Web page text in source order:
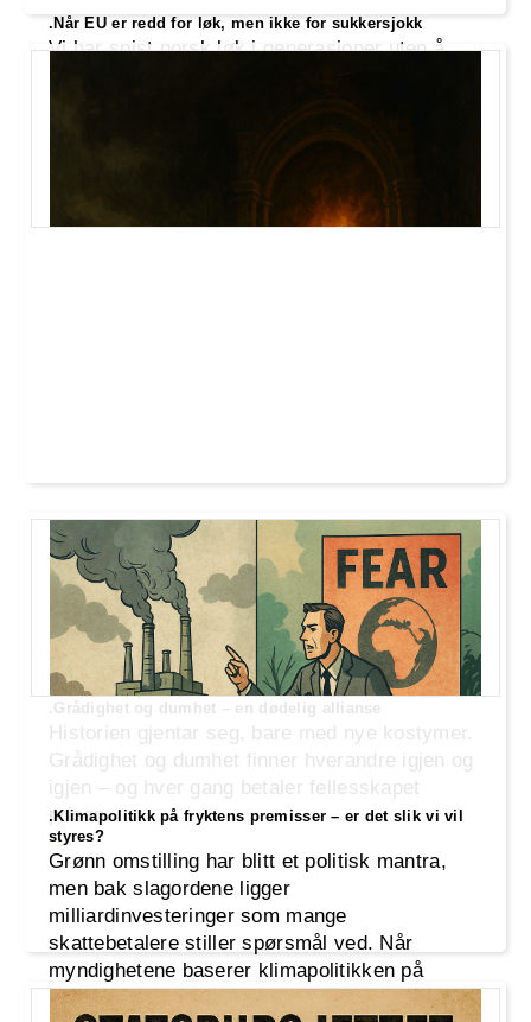
.Når EU er redd for løk, men ikke for sukkersjokk
Vi har spist norsk løk i generasjoner uten å
multinasjonale konsern passere nesten uten
motstand. Det er noe som skurrer.
.Grådighet og dumhet – en dødelig allianse
Historien gjentar seg, bare med nye kostymer.
Grådighet og dumhet finner hverandre igjen og
igjen – og hver gang betaler fellesskapet
prisen.
.Klimapolitikk på fryktens premisser – er det slik vi vil
styres?
Grønn omstilling har blitt et politisk mantra,
men bak slagordene ligger
milliardinvesteringer som mange
skattebetalere stiller spørsmål ved. Når
myndighetene baserer klimapolitikken på
worst-case-scenarioer og fryktretorikk,